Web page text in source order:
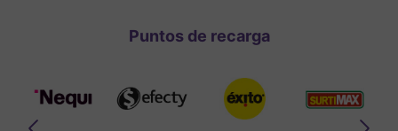
Puntos de recarga
Anterior